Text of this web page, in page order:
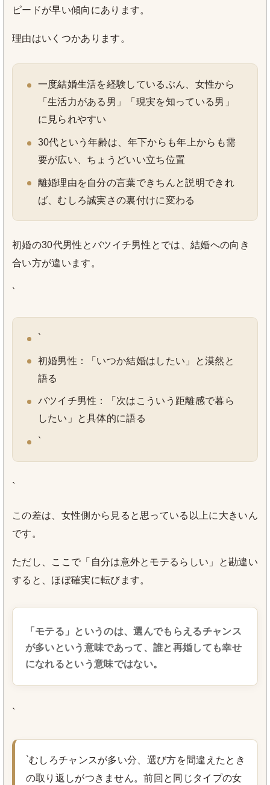
ピードが早い傾向にあります。
理由はいくつかあります。
一度結婚生活を経験しているぶん、女性から
「生活力がある男」「現実を知っている男」
に見られやすい
30代という年齢は、年下からも年上からも需
要が広い、ちょうどいい立ち位置
離婚理由を自分の言葉できちんと説明できれ
ば、むしろ誠実さの裏付けに変わる
初婚の30代男性とバツイチ男性とでは、結婚への向き
合い方が違います。
`
`
初婚男性：「いつか結婚はしたい」と漠然と
語る
バツイチ男性：「次はこういう距離感で暮ら
したい」と具体的に語る
`
`
この差は、女性側から見ると思っている以上に大きいん
です。
ただし、ここで「自分は意外とモテるらしい」と勘違い
すると、ほぼ確実に転びます。
「モテる」というのは、選んでもらえるチャンス
が多いという意味であって、誰と再婚しても幸せ
になれるという意味ではない。
`
`むしろチャンスが多い分、選び方を間違えたとき
の取り返しがつきません。前回と同じタイプの女